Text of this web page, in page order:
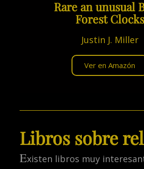
Rare an unusual
Forest Clocks
Justin J. Miller
Ver en Amazón
Libros sobre
Existen libros muy